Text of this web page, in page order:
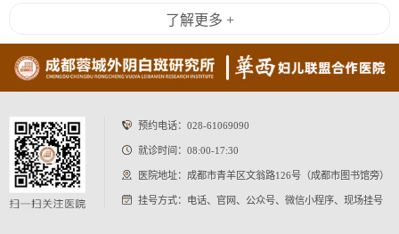
了解更多 +
预约电话： 028-61069090
就诊时间：08:00-17:30
医院地址：成都市青羊区文翁路126号（成都市图书馆旁）
挂号方式：电话、官网、公众号、微信小程序、现场挂号